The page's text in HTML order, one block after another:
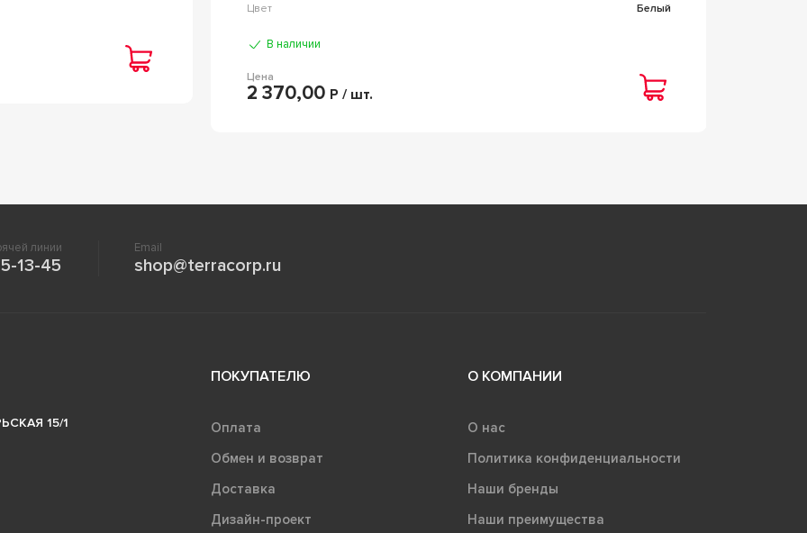
Цвет
Белый
В наличии
Цена
2 370,00 Р / шт.
линии
13-45
Email
shop@terracorp.ru
15/1
ПОКУПАТЕЛЮ
Оплата
Обмен и возврат
Доставка
Дизайн-проект
О КОМПАНИИ
О нас
Политика конфиденциальности
Наши бренды
Наши преимущества